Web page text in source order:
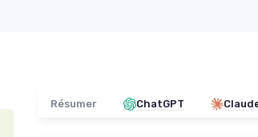
Résumer ChatGPT